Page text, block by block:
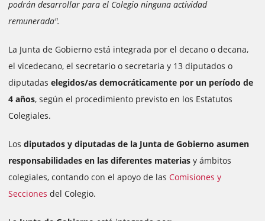
podrán desarrollar para el Colegio ninguna actividad
remunerada".
La Junta de Gobierno está integrada por el decano o decana,
el vicedecano, el secretario o secretaria y 13 diputados o
diputadas elegidos/as democráticamente por un período de
4 años, según el procedimiento previsto en los Estatutos
Colegiales.
Los diputados y diputadas de la Junta de Gobierno asumen
responsabilidades en las diferentes materias y ámbitos
colegiales, contando con el apoyo de las Comisiones y
Secciones del Colegio.